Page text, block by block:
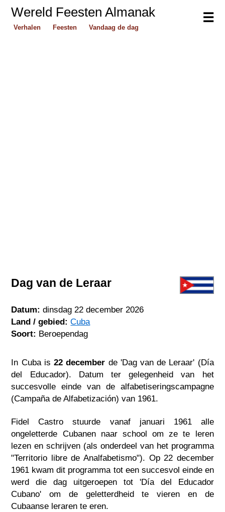
☰
Wereld Feesten Almanak
Verhalen Feesten Vandaag de dag
Dag van de Leraar
Datum: dinsdag 22 december 2026
Land / gebied: Cuba
Soort: Beroependag
In Cuba is22 december de 'Dag van de Leraar' (Día
del Educador). Datum ter gelegenheid van het
succesvolle einde van de alfabetiseringscampagne
(Campaña de Alfabetización) van 1961.
Fidel Castro stuurde vanaf januari 1961 alle
ongeletterde Cubanen naar school om ze te leren
lezen en schrijven (als onderdeel van het programma
"Territorio libre de Analfabetismo"). Op 22 december
1961 kwam dit programma tot een succesvol einde en
werd die dag uitgeroepen tot 'Día del Educador
Cubano' om de geletterdheid te vieren en de
Cubaanse leraren te eren.